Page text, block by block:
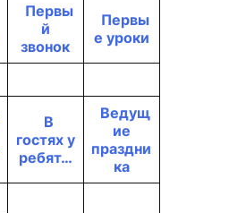
Первы
й
звонок
Первы
е уроки
В
гостях у
ребят…
Ведущ
ие
праздни
ка